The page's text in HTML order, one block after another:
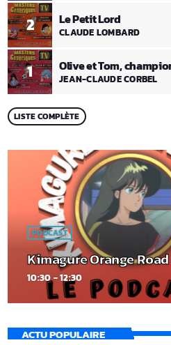
1 Olive et Tom,
JEAN-CLAUDE CORBEL
2 Le Petit Lord
CLAUDE LOMBARD
LISTE COMPLÈTE
PODCAST
Kimagure Orange
10:30 - 12:30
ACTU POPULAIRE